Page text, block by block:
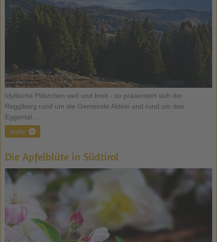
Idyllische Plätzchen weit und breit - so präsentiert sich der
Regglberg rund um die Gemeinde Aldein und rund um das
Eggental ...
mehr
Die Apfelblüte in Südtirol